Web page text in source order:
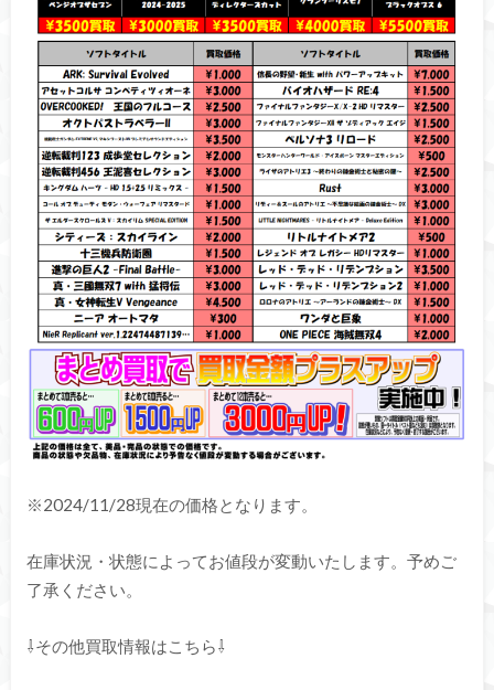
※2024/11/28現在の価格となります。
在庫状況・状態によってお値段が変動いたします。予めご
了承ください。
⇩その他買取情報はこちら⇩